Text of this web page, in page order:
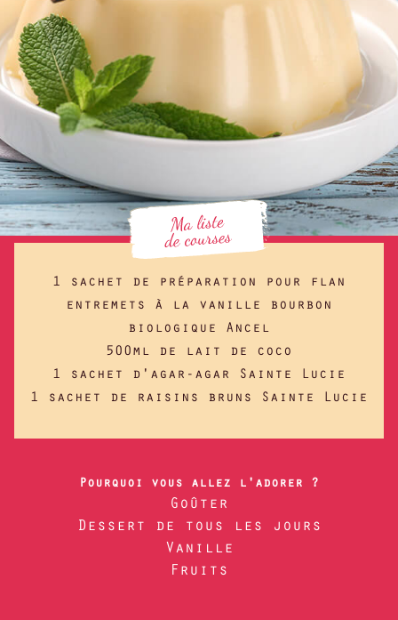
1 sachet de préparation pour flan
entremets à la vanille bourbon
biologique Ancel
500ml de lait de coco
1 sachet d'agar-agar Sainte Lucie
1 sachet de raisins bruns Sainte Lucie
Pourquoi vous allez l'adorer ?
Goûter
Dessert de tous les jours
Vanille
Fruits